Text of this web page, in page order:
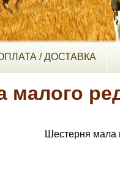
/ ДОСТАВКА
малого
Шестерня мала